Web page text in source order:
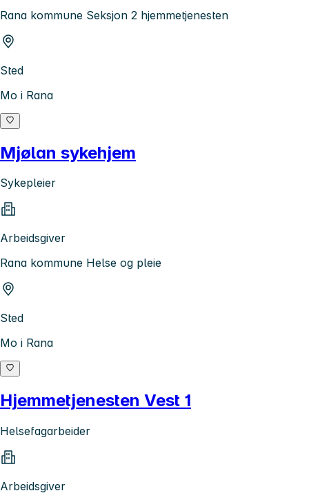
Rana kommune Seksjon 2 hjemmetjenesten
Sted
Mo i Rana
Mjølan sykehjem
Sykepleier
Arbeidsgiver
Rana kommune Helse og pleie
Sted
Mo i Rana
Hjemmetjenesten Vest 1
Helsefagarbeider
Arbeidsgiver